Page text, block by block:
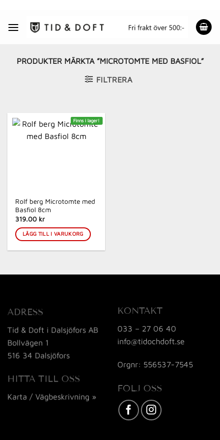
content
PRODUKTER MÄRKTA ”MICROTOMTE MED BASFIOL”
FILTRERA
Finns i lager!
Rolf berg Microtomte med
Basfiol 8cm
319.00 kr
LÄGG TILL I VARUKORG
ADRESS
Tid & Doft i Dalsjöfors AB
Bollvägen 1
516 34 Dalsjöfors
HITTA TILL OSS
Karta / Vägbeskrivning »
KONTAKT
033 – 27 06 40
info@tidochdoft.se
Orgnr: 556537-7545
FÖLJ OSS